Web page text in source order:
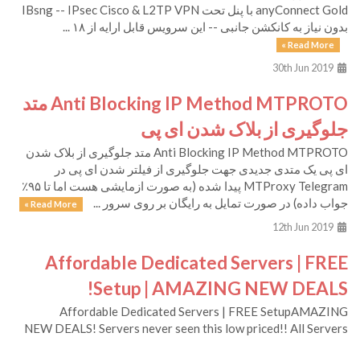
anyConnect Gold با پنل تحت IBsng -- IPsec Cisco & L2TP VPN
بدون نیاز به کانکشن جانبی -- این سرویس قابل ارایه از ۱۸ ...
Read More »
Anti Blocking IP Method MTPROTO متد
جلوگیری از بلاک شدن ای پی
Anti Blocking IP Method MTPROTO متد جلوگیری از بلاک شدن
ای پی یک متدی جدیدی جهت جلوگیری از فیلتر شدن ای پی در
MTProxy Telegram پیدا شده (به صورت ازمایشی هست اما تا ۹۵٪
جواب داده) در صورت تمایل به رایگان بر روی سرور ...
Read More »
Affordable Dedicated Servers | FREE
Setup | AMAZING NEW DEALS!
Affordable Dedicated Servers | FREE SetupAMAZING
NEW DEALS! Servers never seen this low priced!! All Servers